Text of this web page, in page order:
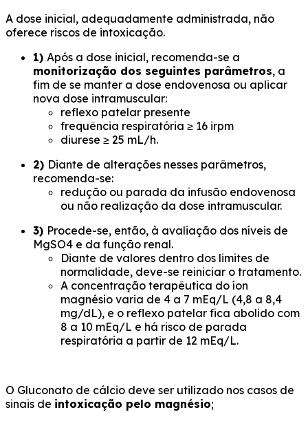
A dose inicial, adequadamente administrada, não
oferece riscos de intoxicação.
1) Após a dose inicial, recomenda-se a
monitorização dos seguintes parâmetros, a
fim de se manter a dose endovenosa ou aplicar
nova dose intramuscular:
reflexo patelar presente
frequência respiratória ≥ 16 irpm
diurese ≥ 25 mL/h.
2) Diante de alterações nesses parâmetros,
recomenda-se:
redução ou parada da infusão endovenosa
ou não realização da dose intramuscular.
3) Procede-se, então, à avaliação dos níveis de
MgSO4 e da função renal.
Diante de valores dentro dos limites de
normalidade, deve-se reiniciar o tratamento.
A concentração terapêutica do íon
magnésio varia de 4 a 7 mEq/L (4,8 a 8,4
mg/dL), e o reflexo patelar fica abolido com
8 a 10 mEq/L e há risco de parada
respiratória a partir de 12 mEq/L.
O Gluconato de cálcio deve ser utilizado nos casos de
sinais de intoxicação pelo magnésio;